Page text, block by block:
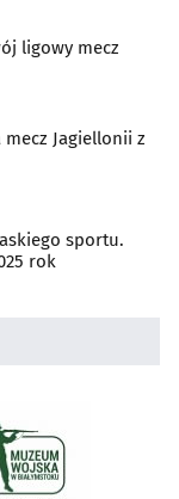
ligowy mecz
Jagiellonii z
sportu.
rok